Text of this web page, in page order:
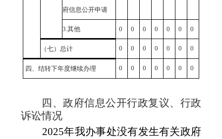
府信息公开申请
3. 其他 0 0 0 0 0 0 0
（七）总计 0 0 0 0 0 0 0
四、结转下年度继续办理 0 0 0 0 0 0 0
四、政府信息公开行政复议、行政
诉讼情况
2025年我办事处没有发生有关政府